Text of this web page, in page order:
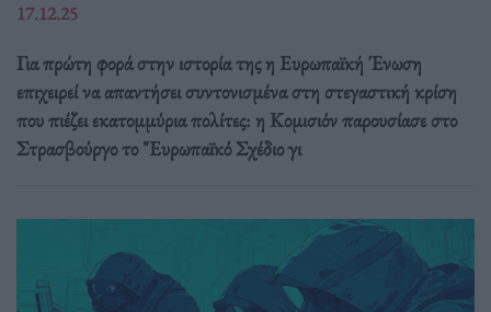
17.12.25
Για πρώτη φορά στην ιστορία της η Ευρωπαϊκή Ένωση
επιχειρεί να απαντήσει συντονισμένα στη στεγαστική κρίση
που πιέζει εκατομμύρια πολίτες: η Κομισιόν παρουσίασε στο
Στρασβούργο το "Ευρωπαϊκό Σχέδιο γι